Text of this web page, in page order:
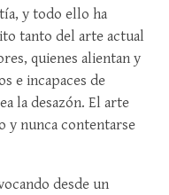
y todo ello ha
tanto del arte actual
quienes alientan y
e incapaces de
la desazón. El arte
y nunca contentarse
desde un